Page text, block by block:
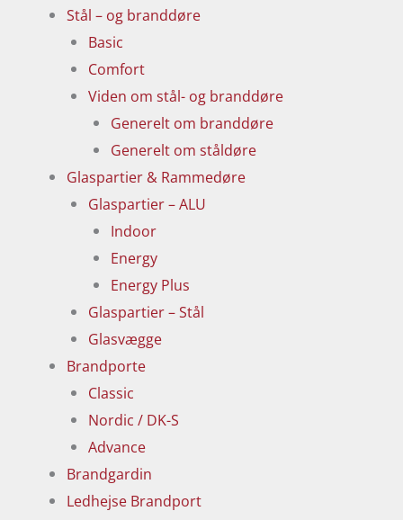
Stål – og branddøre
Basic
Comfort
Viden om stål- og branddøre
Generelt om branddøre
Generelt om ståldøre
Glaspartier & Rammedøre
Glaspartier – ALU
Indoor
Energy
Energy Plus
Glaspartier – Stål
Glasvægge
Brandporte
Classic
Nordic / DK-S
Advance
Brandgardin
Ledhejse Brandport